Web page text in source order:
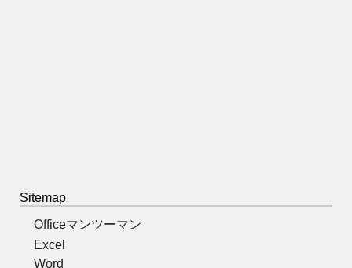
Sitemap
Officeマンツーマン
Excel
Word